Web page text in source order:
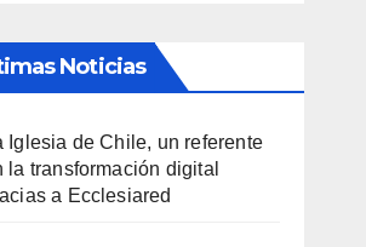
Noticias
Iglesia de Chile, un referente
la transformación digital
a Ecclesiared